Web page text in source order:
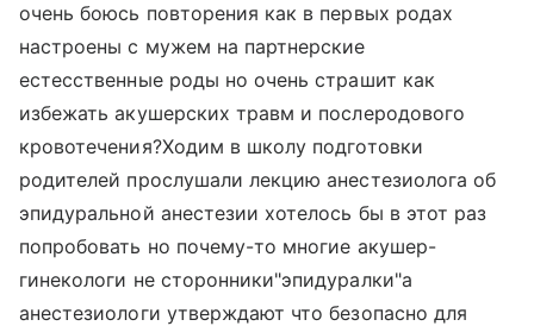
очень боюсь повторения как в первых родах
настроены с мужем на партнерские
естесственные роды но очень страшит как
избежать акушерских травм и послеродового
кровотечения?Ходим в школу подготовки
родителей прослушали лекцию анестезиолога об
эпидуральной анестезии хотелось бы в этот раз
попробовать но почему-то многие акушер-
гинекологи не сторонники"эпидуралки"а
анестезиологи утверждают что безопасно для